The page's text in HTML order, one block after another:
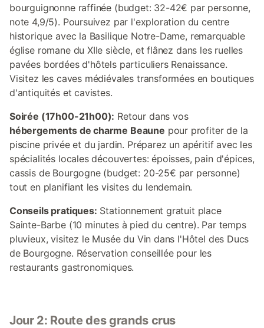
bourguignonne raffinée (budget: 32-42€ par personne,
note 4,9/5). Poursuivez par l'exploration du centre
historique avec la Basilique Notre-Dame, remarquable
église romane du XIIe siècle, et flânez dans les ruelles
pavées bordées d'hôtels particuliers Renaissance.
Visitez les caves médiévales transformées en boutiques
d'antiquités et cavistes.
Soirée (17h00-21h00): Retour dans vos
hébergements de charme Beaune pour profiter de la
piscine privée et du jardin. Préparez un apéritif avec les
spécialités locales découvertes: époisses, pain d'épices,
cassis de Bourgogne (budget: 20-25€ par personne)
tout en planifiant les visites du lendemain.
Conseils pratiques: Stationnement gratuit place
Sainte-Barbe (10 minutes à pied du centre). Par temps
pluvieux, visitez le Musée du Vin dans l'Hôtel des Ducs
de Bourgogne. Réservation conseillée pour les
restaurants gastronomiques.
Jour 2: Route des grands crus